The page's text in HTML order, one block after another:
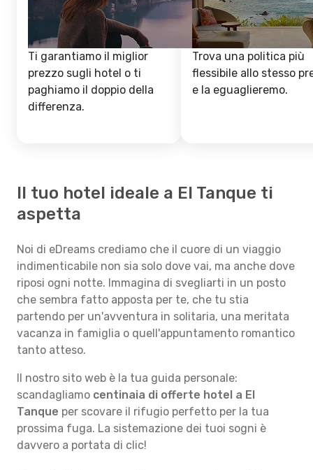
Ti garantiamo il miglior
prezzo sugli hotel o ti
paghiamo il doppio della
differenza.
Trova una politica più
flessibile allo stesso
e la eguaglieremo.
Il tuo hotel ideale a El Tanque ti
aspetta
Noi di eDreams crediamo che il cuore di un viaggio
indimenticabile non sia solo dove vai, ma anche dove
riposi ogni notte. Immagina di svegliarti in un posto
che sembra fatto apposta per te, che tu stia
partendo per un'avventura in solitaria, una meritata
vacanza in famiglia o quell'appuntamento romantico
tanto atteso.
Il nostro sito web è la tua guida personale:
scandagliamo centinaia di offerte hotel a El
Tanque per scovare il rifugio perfetto per la tua
prossima fuga. La sistemazione dei tuoi sogni è
davvero a portata di clic!